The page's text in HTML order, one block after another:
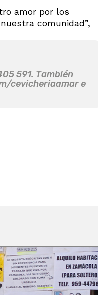
amor por los
comunidad”,
591. También
cevicheriaamar e